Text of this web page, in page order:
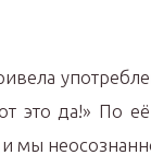
это да!» По
мы